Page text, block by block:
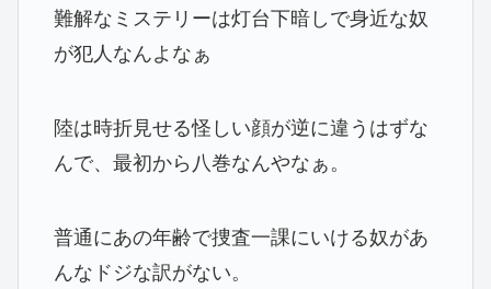
難解なミステリーは灯台下暗しで身近な奴
が犯人なんよなぁ
陸は時折見せる怪しい顔が逆に違うはずな
んで、最初から八巻なんやなぁ。
普通にあの年齢で捜査一課にいける奴があ
んなドジな訳がない。